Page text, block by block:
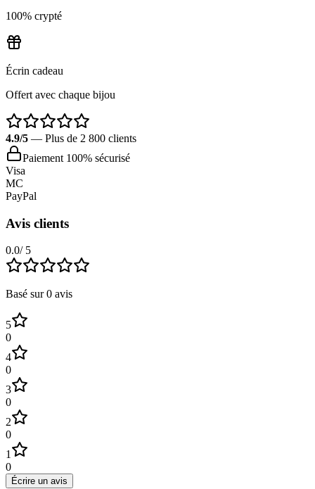
100% crypté
Écrin cadeau
Offert avec chaque bijou
4.9/5 — Plus de 2 800 clients
Paiement 100% sécurisé
Visa
MC
PayPal
Avis clients
0.0/ 5
Basé sur0 avis
5
0
4
0
3
0
2
0
1
0
Écrire un avis